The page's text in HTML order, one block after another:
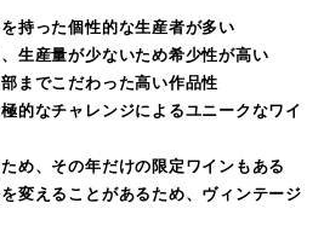
持った個性的な生産者が多い
生産量が少ないため希少性が高い
までこだわった高い作品性
的なチャレンジによるユニークなワイ
め、その年だけの限定ワインもある
変えることがあるため、ヴィンテージ